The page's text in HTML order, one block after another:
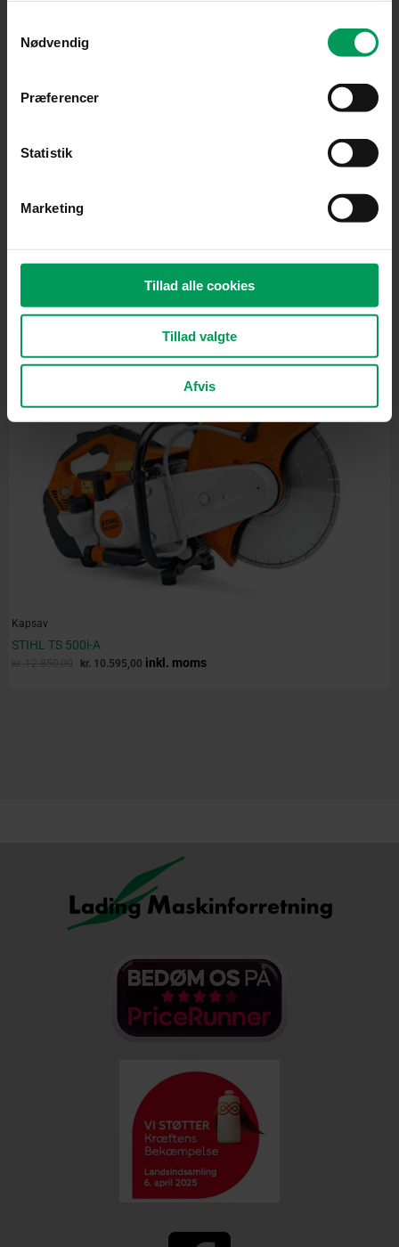
Nødvendig
Præferencer
Statistik
Marketing
Tillad alle cookies
Tillad valgte
Afvis
STIHL TSA 300 Skæremaskine
kr. 7.450,00.kr. 6.309,00.
inkl. moms
Kapsav
STIHL TS 500i-A
price
kr. 10.595,00
Current
price
kr. 10.595,00.
inkl. moms